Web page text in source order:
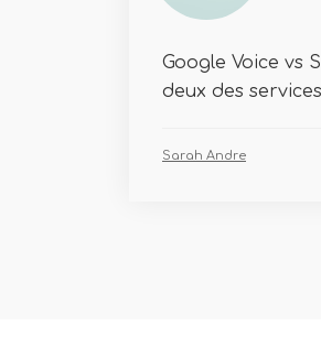
Google Voice vs
deux des
Sarah Andre